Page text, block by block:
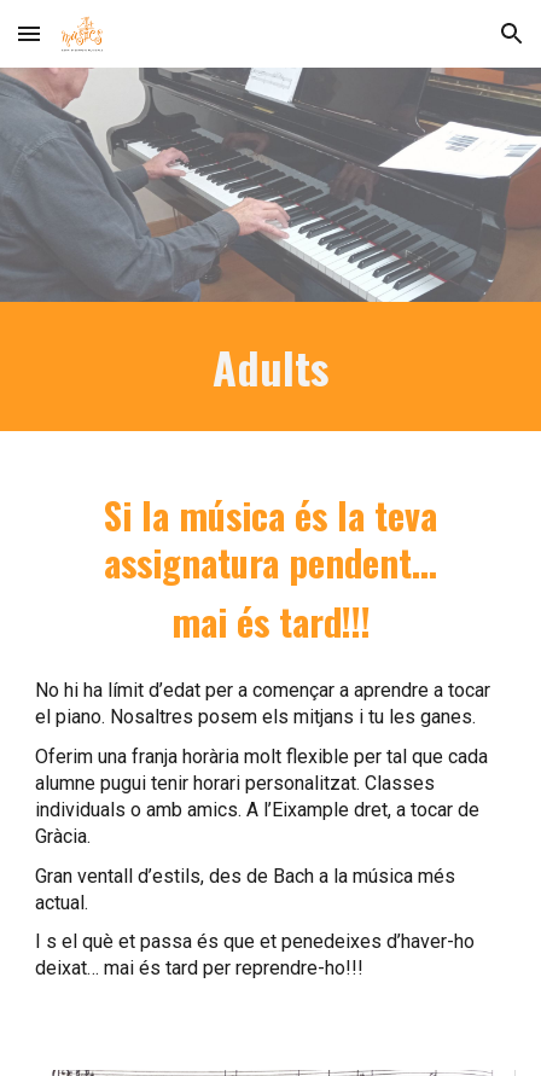
Skip to main content Skip to navigation
Adults
Si la música és la teva
assignatura pendent…
mai és tard!!!
No hi ha límit d’edat per a començar a aprendre a tocar
el piano. Nosaltres posem els mitjans i tu les ganes.
Oferim una franja horària molt flexible per tal que cada
alumne pugui tenir horari personalitzat. Classes
individuals o amb amics. A l’Eixample dret, a tocar de
Gràcia.
Gran ventall d’estils, des de Bach a la música més
actual.
I s el què et passa és que et penedeixes d’haver-ho
deixat… mai és tard per reprendre-ho!!!